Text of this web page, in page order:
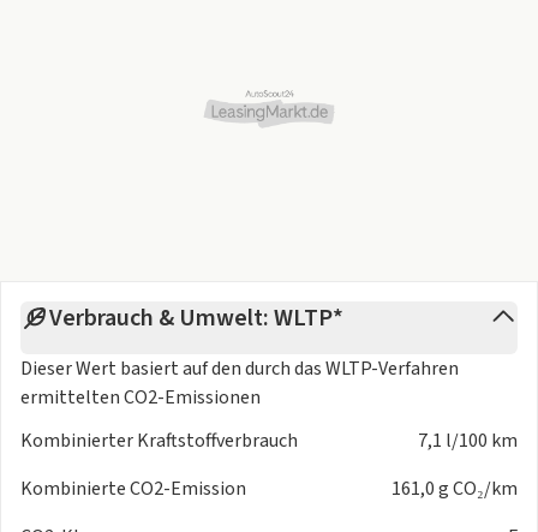
Verbrauch & Umwelt: WLTP*
Dieser Wert basiert auf den durch dasWLTP-Verfahren
ermittelten CO2-Emissionen
Kombinierter Kraftstoffverbrauch
7,1 l/100 km
Kombinierte CO2-Emission
161,0 g CO₂/km